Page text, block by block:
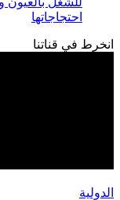
احتجاجاتها
انخرط في قناتنا
الدولية